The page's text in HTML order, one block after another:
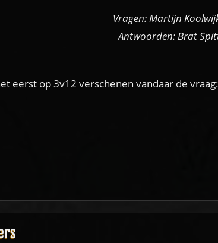
Vragen: Martijn
Antwoorden: Brat
eerst op 3v12 verschenen vandaar de vraag: